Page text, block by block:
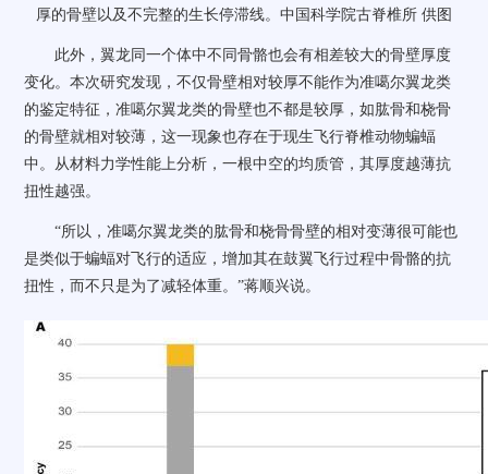
厚的骨壁以及不完整的生长停滞线。中国科学院古脊椎所 供图
此外，翼龙同一个体中不同骨骼也会有相差较大的骨壁厚度
变化。本次研究发现，不仅骨壁相对较厚不能作为准噶尔翼龙类
的鉴定特征，准噶尔翼龙类的骨壁也不都是较厚，如肱骨和桡骨
的骨壁就相对较薄，这一现象也存在于现生飞行脊椎动物蝙蝠
中。从材料力学性能上分析，一根中空的均质管，其厚度越薄抗
扭性越强。
“所以，准噶尔翼龙类的肱骨和桡骨骨壁的相对变薄很可能也
是类似于蝙蝠对飞行的适应，增加其在鼓翼飞行过程中骨骼的抗
扭性，而不只是为了减轻体重。”蒋顺兴说。